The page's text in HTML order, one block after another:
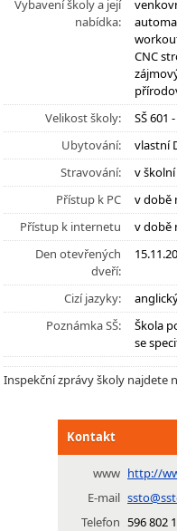
Vybavení školy a její
nabídka:
CNC
Velikost školy:
SŠ 601
Ubytování:
vlastní
Stravování:
v
Přístup k PC
v době
Přístup k internetu
v době
Den otevřených
dveří:
Cizí jazyky:
Poznámka SŠ:
Škola
se
Inspekční zprávy školy najdete
Kontakt
www http://
E-mail
Telefon 596 802